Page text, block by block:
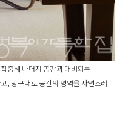
중해 나머지 공간과 대비되는
, 당구대로 공간의 영역을 자연스레